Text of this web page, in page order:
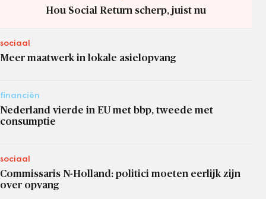
Hou Social Return scherp, juist nu
sociaal
Meer maatwerk in lokale asielopvang
financiën
Nederland vierde in EU met bbp, tweede met
consumptie
sociaal
Commissaris N-Holland: politici moeten eerlijk zijn
over opvang